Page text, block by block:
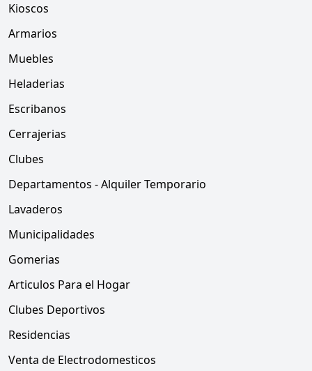
Kioscos
Armarios
Muebles
Heladerias
Escribanos
Cerrajerias
Clubes
Departamentos - Alquiler Temporario
Lavaderos
Municipalidades
Gomerias
Articulos Para el Hogar
Clubes Deportivos
Residencias
Venta de Electrodomesticos